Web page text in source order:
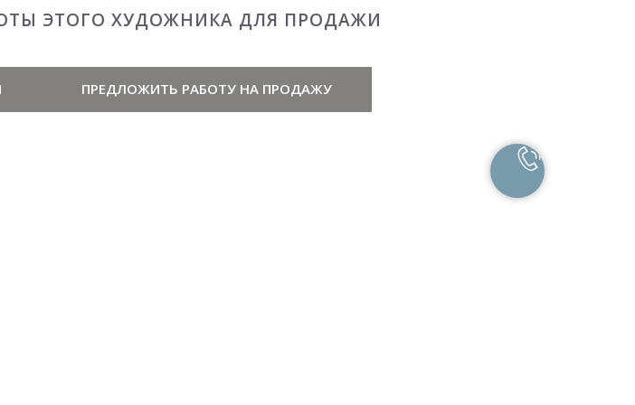
ЭТОГО ХУДОЖНИКА ДЛЯ ПРОДАЖИ
ПРЕДЛОЖИТЬ РАБОТУ НА ПРОДАЖУ